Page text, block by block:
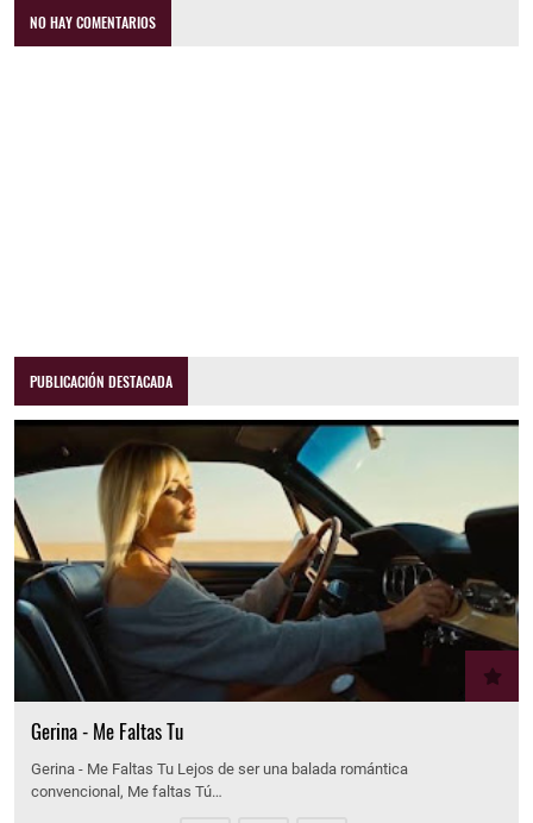
NO HAY COMENTARIOS
PUBLICACIÓN DESTACADA
Gerina - Me Faltas Tu
Gerina - Me Faltas Tu Lejos de ser una balada romántica
convencional, Me faltas Tú…